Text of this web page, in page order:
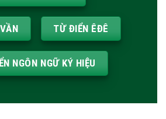
TỪ ĐIỂN ÊĐÊ
NGÔN NGỮ KÝ HIỆU